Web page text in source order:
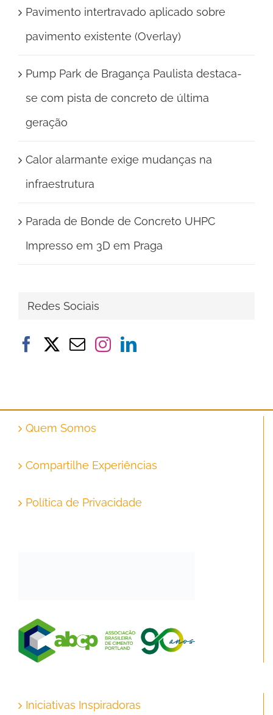
Pavimento intertravado aplicado sobre
pavimento existente (Overlay)
Pump Park de Bragança Paulista destaca-
se com pista de concreto de última
geração
Calor alarmante exige mudanças na
infraestrutura
Parada de Bonde de Concreto UHPC
Impresso em 3D em Praga
Redes Sociais
Quem Somos
Compartilhe Experiências
Política de Privacidade
Iniciativas Inspiradoras